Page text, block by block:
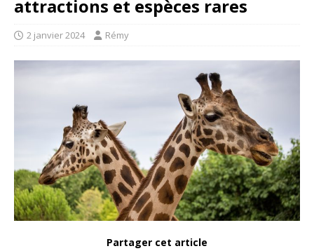
attractions et espèces rares
2 janvier 2024 Rémy
Partager cet article